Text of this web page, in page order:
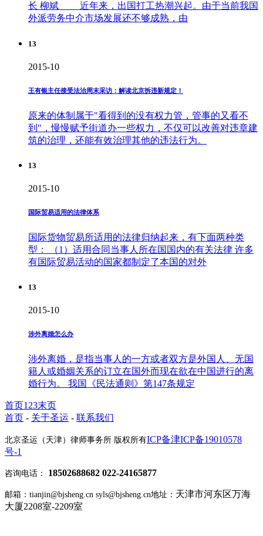
长 柳斌 近年来，出国打工热潮兴起。由于当前我国
外派劳务中介市场发展还不够成熟，由
13
2015-10
王有银主任接受法治周末采访：解读北京拆违新规定！
原来的体制属于"看得到的没有权力管，管事的又看不
到"，慢慢赋予街道办一些权力，不仅可以改善对违章建
筑的治理，还能有效治理其他的违法行为。
13
2015-10
国际贸易适用的法律体系
国际货物贸易所适用的法律归纳起来，有下面两种类
型： （1）适用合同当事人所在国国内的有关法律 许多
有国际贸易活动的国家都制定了本国的对外
13
2015-10
涉外离婚怎么办
涉外离婚，是指当事人的一方或者双方是外国人、无国
籍人或婚姻关系的订立在国外而现在欲在中国进行的离
婚行为。 我国《民法通则》第147条规定
首页1 23末页
首页 - 关于圣运 - 联系我们
北京圣运（天津）律师事务所 版权所有ICP备津ICP备19010578
号-1
咨询电话： 18502688682 022-24165877
邮箱：tianjin@bjsheng.cn syls@bjsheng.cn地址： 天津市河东区万海
大厦2208室-2209室